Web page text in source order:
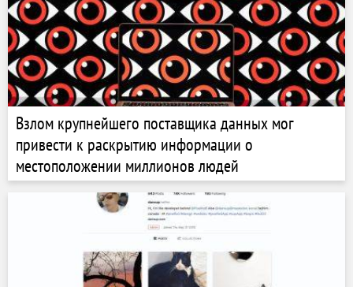
Взлом крупнейшего поставщика данных мог
привести к раскрытию информации о
местоположении миллионов людей